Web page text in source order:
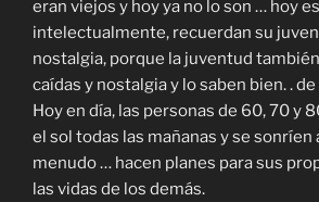
eran viejos y hoy ya no lo son … hoy
intelectualmente, recuerdan su
nostalgia, porque la juventud
caídas y nostalgia y lo saben bien. . de
Hoy en día, las personas de 60, 70 y
el sol todas las mañanas y se sonríen
menudo … hacen planes para sus
las vidas de los demás.